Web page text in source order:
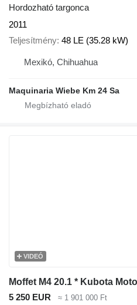
Hordozható targonca
2011
Teljesítmény 48 LE (35.28 kW)
Mexikó, Chihuahua
Maquinaria Wiebe Km 24 Sa
VIDEÓ
5 250 EUR ≈ 1 901 000 Ft